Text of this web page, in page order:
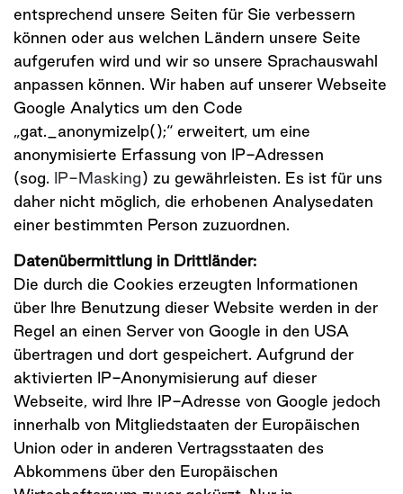
entsprechend unsere Seiten für Sie verbessern
können oder aus welchen Ländern unsere Seite
aufgerufen wird und wir so unsere Sprachauswahl
anpassen können. Wir haben auf unserer Webseite
Google Analytics um den Code
„gat._anonymizeIp();“ erweitert, um eine
anonymisierte Erfassung von IP-Adressen
(sog. IP-Masking) zu gewährleisten. Es ist für uns
daher nicht möglich, die erhobenen Analysedaten
einer bestimmten Person zuzuordnen.
Datenübermittlung in Drittländer:
Die durch die Cookies erzeugten Informationen
über Ihre Benutzung dieser Website werden in der
Regel an einen Server von Google in den USA
übertragen und dort gespeichert. Aufgrund der
aktivierten IP-Anonymisierung auf dieser
Webseite, wird Ihre IP-Adresse von Google jedoch
innerhalb von Mitgliedstaaten der Europäischen
Union oder in anderen Vertragsstaaten des
Abkommens über den Europäischen